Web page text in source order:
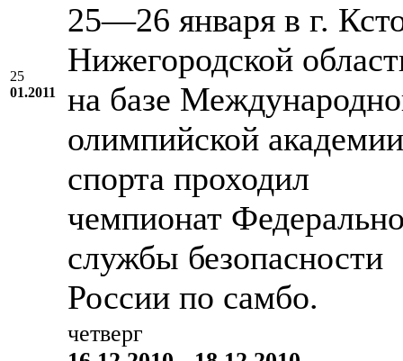
25
01.2011
25—26 января в г.
Нижегородской
на базе
олимпийской академии
спорта проходил
чемпионат
службы безопасности
России по самбо.
четверг